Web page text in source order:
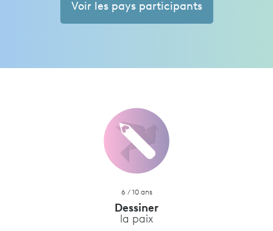
Voir les pays participants
6 / 10 ans
Dessiner
la paix